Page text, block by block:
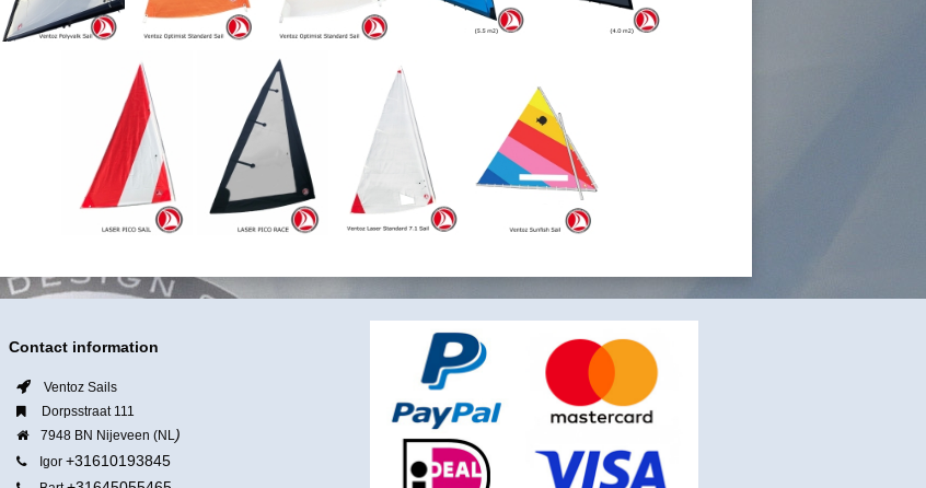
Contact information
Ventoz Sails
Dorpsstraat 111
7948 BN Nijeveen (NL )
Igor +31610193845